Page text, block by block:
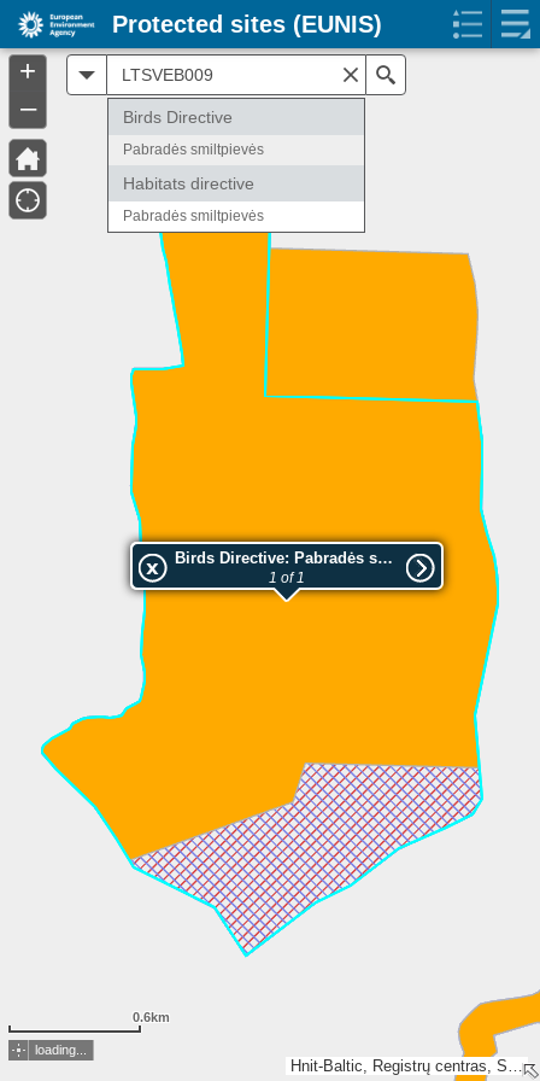
Hnit-Baltic, Registrų centras, SSVA, Esri, TomTom, Garmin, GeoTechnologies, Inc, METI/NASA, USGS
Birds Directive: Pabradės smiltpievės
1 of 1
0.6km
Birds Directive
Pabradės smiltpievės
Habitats directive
Pabradės smiltpievės
loading...
+
–
Protected sites (EUNIS)